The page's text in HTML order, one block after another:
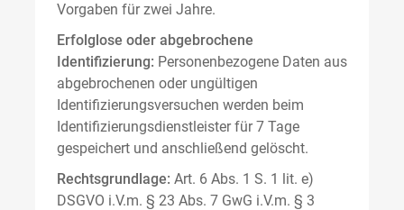
Vorgaben für zwei Jahre.
Erfolglose oder abgebrochene
Identifizierung: Personenbezogene Daten aus
abgebrochenen oder ungültigen
Identifizierungsversuchen werden beim
Identifizierungsdienstleister für 7 Tage
gespeichert und anschließend gelöscht.
Rechtsgrundlage: Art. 6 Abs. 1 S. 1 lit. e)
DSGVO i.V.m. § 23 Abs. 7 GwG i.V.m. § 3